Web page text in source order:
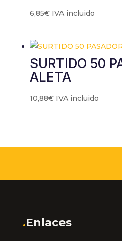
6,85€ IVA incluido
SURTIDO 50
ALETA
10,88€ IVA incluido
.Enlaces